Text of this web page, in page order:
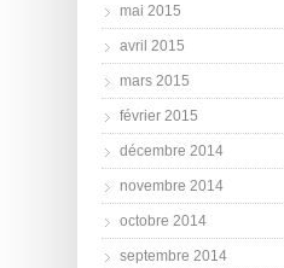
mai 2015
avril 2015
mars 2015
février 2015
décembre 2014
novembre 2014
octobre 2014
septembre 2014